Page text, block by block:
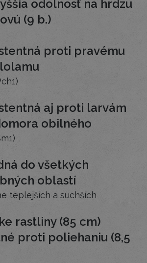
odolnosť na hrdzu
(9 b.)
proti pravému
aj proti larvám
obilného
do všetkých
oblastí
teplejších a suchších
rastliny (85 cm)
proti poliehaniu (8,5